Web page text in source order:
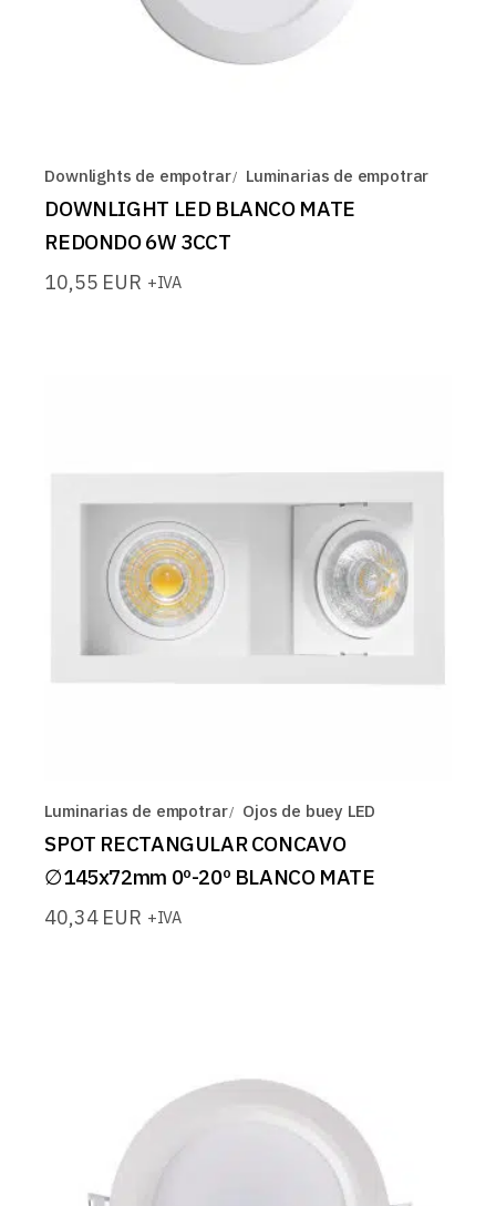
Downlights de empotrar Luminarias de empotrar
DOWNLIGHT LED BLANCO MATE
REDONDO 6W 3CCT
10,55 EUR +IVA
Luminarias de empotrar Ojos de buey LED
SPOT RECTANGULAR CONCAVO
∅145x72mm 0º-20º BLANCO MATE
40,34 EUR +IVA